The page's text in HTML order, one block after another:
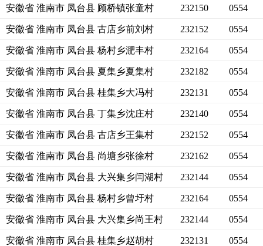
安徽省 淮南市 凤台县 顾桥镇张童村 232150 0554
安徽省 淮南市 凤台县 古店乡前刘村 232152 0554
安徽省 淮南市 凤台县 杨村乡淝丰村 232164 0554
安徽省 淮南市 凤台县 夏集乡夏集村 232182 0554
安徽省 淮南市 凤台县 桂集乡大冯村 232131 0554
安徽省 淮南市 凤台县 丁集乡沈庄村 232140 0554
安徽省 淮南市 凤台县 古店乡王集村 232152 0554
安徽省 淮南市 凤台县 尚塘乡张徐村 232162 0554
安徽省 淮南市 凤台县 大兴集乡闫湖村 232144 0554
安徽省 淮南市 凤台县 杨村乡曾圩村 232164 0554
安徽省 淮南市 凤台县 大兴集乡尚王村 232144 0554
安徽省 淮南市 凤台县 桂集乡赵胡村 232131 0554